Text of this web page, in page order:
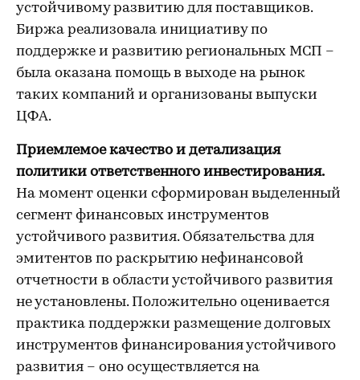
устойчивому развитию для поставщиков.
Биржа реализовала инициативу по
поддержке и развитию региональных МСП –
была оказана помощь в выходе на рынок
таких компаний и организованы выпуски
ЦФА.
Приемлемое качество и детализация
политики ответственного инвестирования.
На момент оценки сформирован выделенный
сегмент финансовых инструментов
устойчивого развития. Обязательства для
эмитентов по раскрытию нефинансовой
отчетности в области устойчивого развития
не установлены. Положительно оценивается
практика поддержки размещение долговых
инструментов финансирования устойчивого
развития – оно осуществляется на